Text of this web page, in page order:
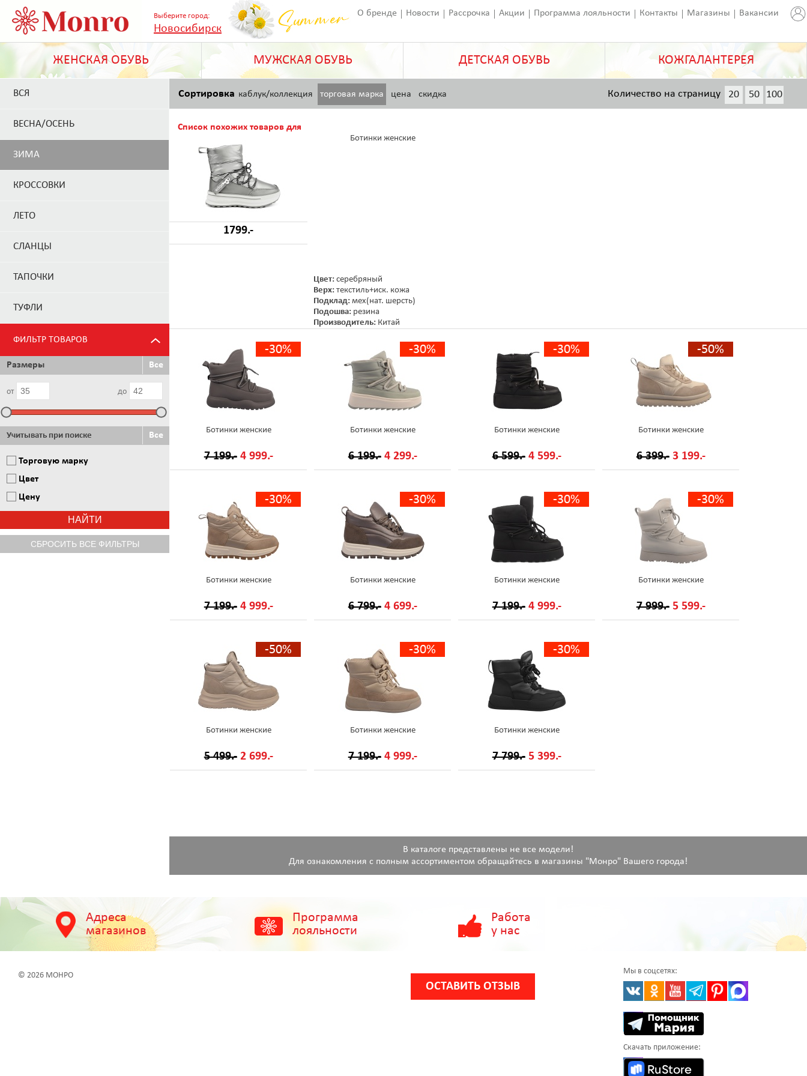
Выберите город:
Новосибирск
О бренде Новости Рассрочка Акции Программа лояльности Контакты Магазины Вакансии
ЖЕНСКАЯ ОБУВЬ МУЖСКАЯ ОБУВЬ ДЕТСКАЯ ОБУВЬ КОЖГАЛАНТЕРЕЯ
ВСЯ
ВЕСНА/ОСЕНЬ
ЗИМА
КРОССОВКИ
ЛЕТО
СЛАНЦЫ
ТАПОЧКИ
ТУФЛИ
ФИЛЬТР ТОВАРОВ
Размеры Все
от до
Учитывать при поиске Все
Торговую марку
Цвет
Цену
Сортировка каблук/коллекция торговая марка цена скидка 20 50 100
Количество на страницу
Список похожих товаров для
1799.-
Ботинки женские
Цвет: серебряный
Верх: текстиль+иск. кожа
Подклад: мех(нат. шерсть)
Подошва: резина
Производитель: Китай
-30%
Ботинки женские
7 199.- 4 999.-
-30%
Ботинки женские
6 199.- 4 299.-
-30%
Ботинки женские
6 599.- 4 599.-
-50%
Ботинки женские
6 399.- 3 199.-
-30%
Ботинки женские
7 199.- 4 999.-
-30%
Ботинки женские
6 799.- 4 699.-
-30%
Ботинки женские
7 199.- 4 999.-
-30%
Ботинки женские
7 999.- 5 599.-
-50%
Ботинки женские
5 499.- 2 699.-
-30%
Ботинки женские
7 199.- 4 999.-
-30%
Ботинки женские
7 799.- 5 399.-
В каталоге представлены не все модели!
Для ознакомления с полным ассортиментом обращайтесь в магазины "Монро" Вашего города!
Адреса
магазинов
Программа
лояльности
Работа
у нас
© 2026 МОНРО
ОСТАВИТЬ ОТЗЫВ
Мы в соцсетях:
Скачать приложение: